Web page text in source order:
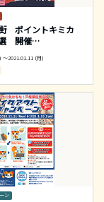
ポイントキミカ
開催…
～2021.01.11 (月)
ン